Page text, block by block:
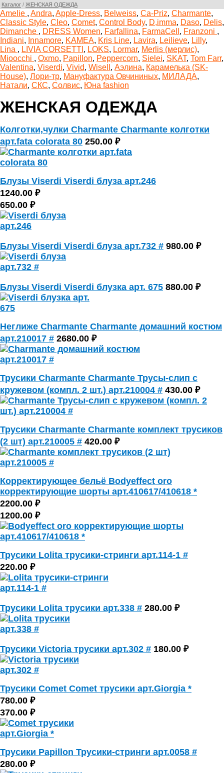
Каталог / ЖЕНСКАЯ ОДЕЖДА
Amelie , Andra, Apple-Dress, Belweiss, Ca-Priz, Charmante,
Classic Style, Cleo, Comet, Control Body, D,imma, Daso, Delis,
Dimanche , DRESS Women, Farfallina, FarmaCell , Franzoni ,
Indiani, Innamore, KAMEA, Kris Line, Lavira, Leilieve, Lilly,
Lina , LIVIA CORSETTI , LOKS, Lormar, Merlis (мерлис),
Mioocchi , Oxmo, Papillon, Peppercorn, Sielei, SKAT, Tom Farr,
Valentina, Viserdi, Vivid, Wisell , Аэлина, Карамелька (SK-
House), Лори-тр, Мануфактура Овчининых, МИЛАДА,
Натали, СКС, Солвис, Юна fashion
ЖЕНСКАЯ ОДЕЖДА
Колготки,чулки Charmante Charmante колготки
арт.fata colorata 80 250.00 ₽
Блузы Viserdi Viserdi блуза арт.246
1240.00 ₽
650.00 ₽
Блузы Viserdi Viserdi блуза арт.732 # 980.00 ₽
Блузы Viserdi Viserdi блузка арт. 675 880.00 ₽
Неглиже Charmante Charmante домашний костюм
арт.210017 # 2680.00 ₽
Трусики Charmante Charmante Трусы-слип с
кружевом (компл. 2 шт.) арт.210004 # 430.00 ₽
Трусики Charmante Charmante комплект трусиков
(2 шт) арт.210005 # 420.00 ₽
Корректирующее бельё Bodyeffect oro
корректирующие шорты арт.410617/410618 *
2200.00 ₽
1200.00 ₽
Трусики Lolita трусики-стринги арт.114-1 #
220.00 ₽
Трусики Lolita трусики арт.338 # 280.00 ₽
Трусики Victoria трусики арт.302 # 180.00 ₽
Трусики Comet Comet трусики арт.Giorgia *
780.00 ₽
370.00 ₽
Трусики Papillon Трусики-стринги арт.0058 #
280.00 ₽